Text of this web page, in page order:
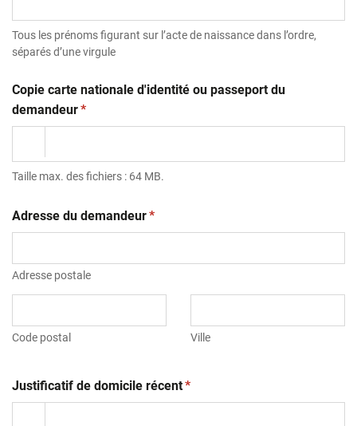
Tous les prénoms figurant sur l’acte de naissance dans l’ordre,
séparés d’une virgule
Copie carte nationale d'identité ou passeport du
demandeur(obligatoire)
*
Taille max. des fichiers : 64 MB.
Adresse du demandeur(obligatoire)
*
Adresse postale
Code postal Ville
Justificatif de domicile récent(obligatoire)
*